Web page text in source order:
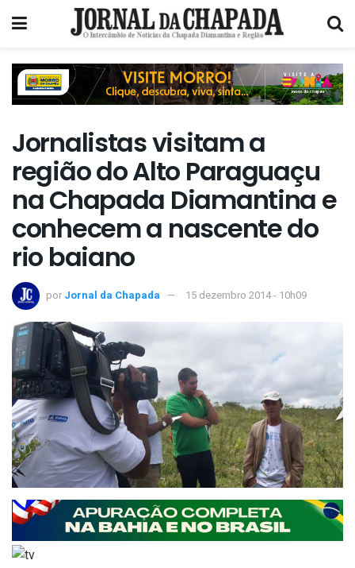
Jornalistas visitam a
região do Alto Paraguaçu
na Chapada Diamantina e
conhecem a nascente do
rio baiano
por Jornal da Chapada 15 dezembro 2014 - 10h09